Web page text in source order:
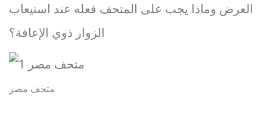
العرض وماذا يجب على المتحف فعله عند استيعاب
الزوار ذوي الإعاقة؟
متحف مصر